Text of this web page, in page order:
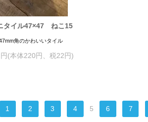
タイル47×47 ねこ15
角のかわいいタイル
(本体220円、税22円)
1 2 3 4 5 6 7